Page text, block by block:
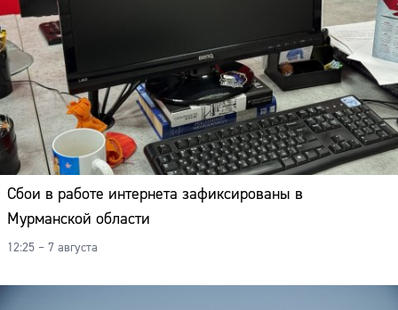
Сбои в работе интернета зафиксированы в
Мурманской области
12:25 – 7 августа